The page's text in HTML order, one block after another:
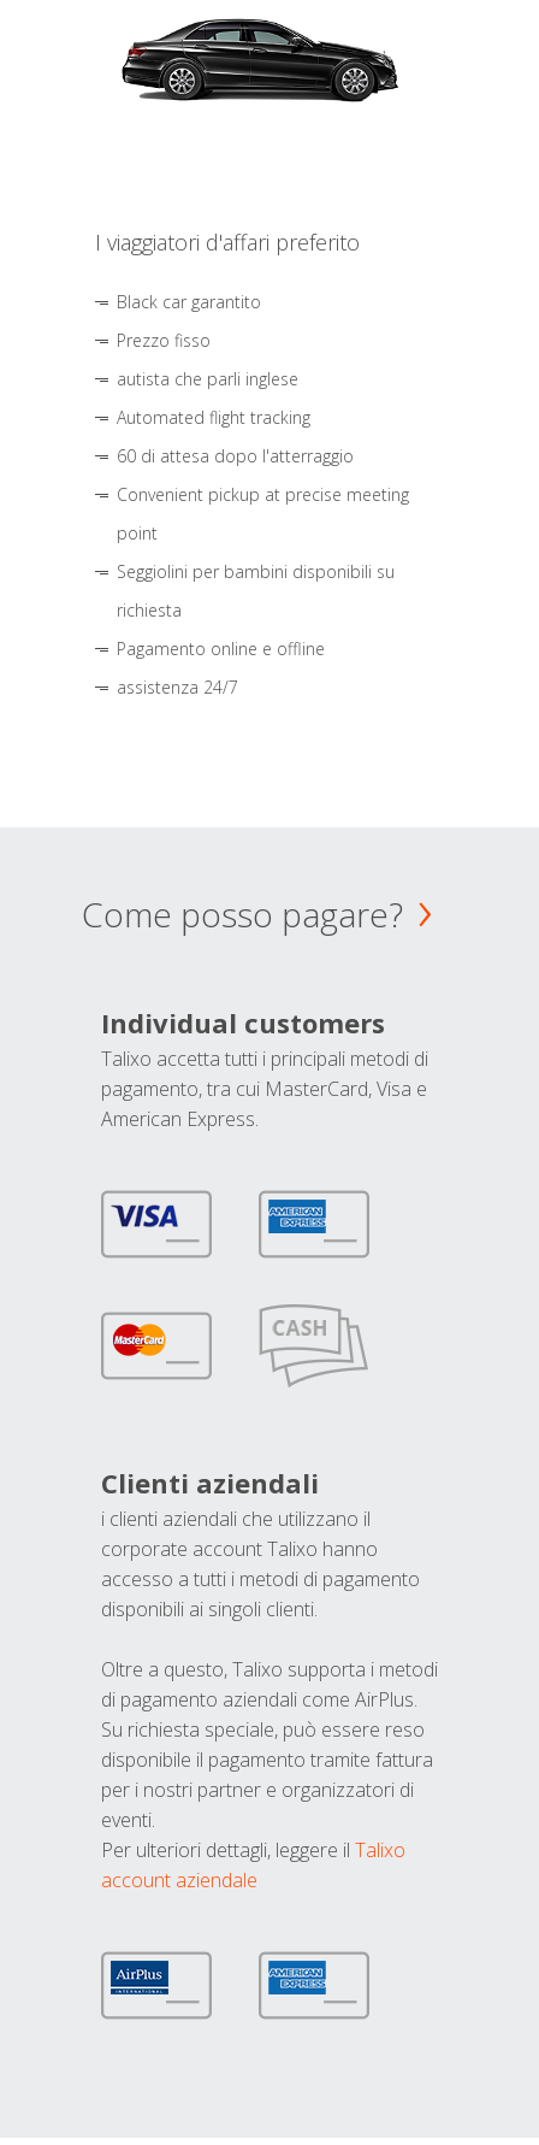
I viaggiatori d'affari preferito
Black car garantito
Prezzo fisso
autista che parli inglese
Automated flight tracking
60 di attesa dopo l'atterraggio
Convenient pickup at precise meeting
point
Seggiolini per bambini disponibili su
richiesta
Pagamento online e offline
assistenza 24/7
Come posso pagare?
Individual customers
Talixo accetta tutti i principali metodi di
pagamento, tra cui MasterCard, Visa e
American Express.
Clienti aziendali
i clienti aziendali che utilizzano il
corporate account Talixo hanno
accesso a tutti i metodi di pagamento
disponibili ai singoli clienti.
Oltre a questo, Talixo supporta i metodi
di pagamento aziendali come AirPlus.
Su richiesta speciale, può essere reso
disponibile il pagamento tramite fattura
per i nostri partner e organizzatori di
eventi.
Per ulteriori dettagli, leggere il Talixo
account aziendale